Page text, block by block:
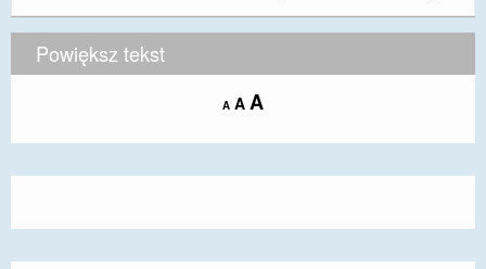
Powiększ tekst
A Decrease
size.
A Reset
size.
AIncrease
size.